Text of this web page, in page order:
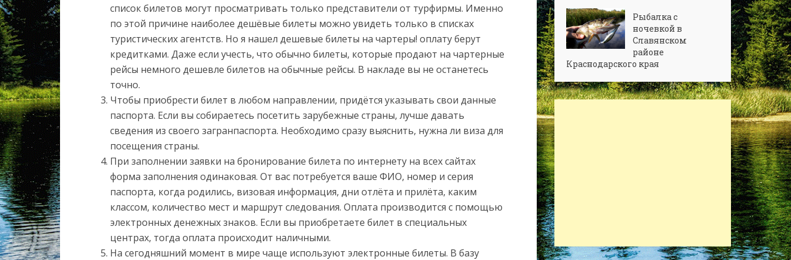
список билетов могут просматривать только представители от турфирмы. Именно
по этой причине наиболее дешёвые билеты можно увидеть только в списках
туристических агентств. Но я нашел дешевые билеты на чартеры! оплату берут
кредитками. Даже если учесть, что обычно билеты, которые продают на чартерные
рейсы немного дешевле билетов на обычные рейсы. В накладе вы не останетесь
точно.
Чтобы приобрести билет в любом направлении, придётся указывать свои данные
паспорта. Если вы собираетесь посетить зарубежные страны, лучше давать
сведения из своего загранпаспорта. Необходимо сразу выяснить, нужна ли виза для
посещения страны.
При заполнении заявки на бронирование билета по интернету на всех сайтах
форма заполнения одинаковая. От вас потребуется ваше ФИО, номер и серия
паспорта, когда родились, визовая информация, дни отлёта и прилёта, каким
классом, количество мест и маршрут следования. Оплата производится с помощью
электронных денежных знаков. Если вы приобретаете билет в специальных
центрах, тогда оплата происходит наличными.
На сегодняшний момент в мире чаще используют электронные билеты. В базу
Рыбалка с
ночевкой в
Славянском
районе
Краснодарского края